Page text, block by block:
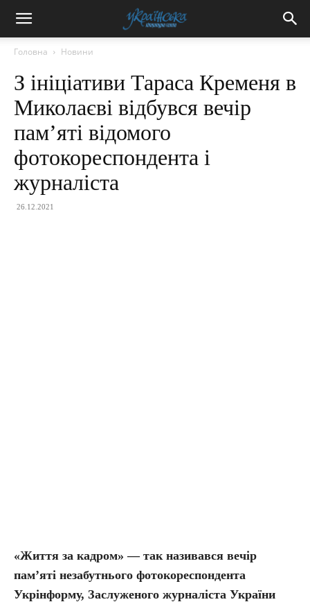
Головна Новини
З ініціативи Тараса Кременя в
Миколаєві відбувся вечір
пам’яті відомого
фотокореспондента і
журналіста
26.12.2021
«Життя за кадром» — так називався вечір
пам’яті незабутнього фотокореспондента
Укрінформу, Заслуженого журналіста України